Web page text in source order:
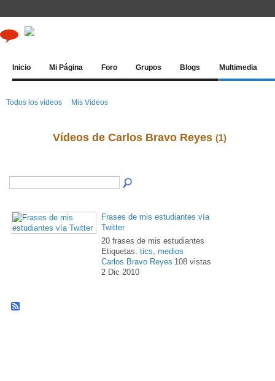
Inicio Mi Página Foro Grupos Blogs Multimedia
Todos los vídeos Mis Vídeos
Vídeos de Carlos Bravo Reyes (1)
Frases de mis estudiantes vía
Twitter
20 frases de mis estudiantes
Etiquetas: tics, medios
Carlos Bravo Reyes
2 Dic 2010
108 vistas